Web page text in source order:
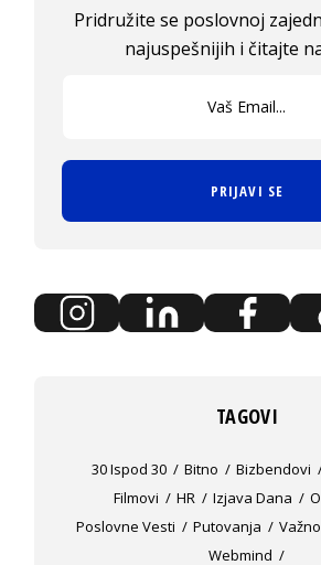
Pridružite se poslovnoj
najuspešnijih i čitajte
PRIJAVI SE
TAGOVI
30 Ispod 30 Bitno Bizbendovi
Filmovi
HR Izjava Dana
Poslovne Vesti
Putovanja Važno
Webmind